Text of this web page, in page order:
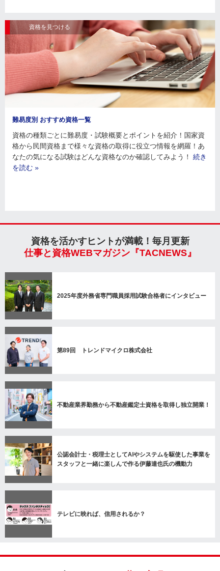
資格を見つける
難易度別 おすすめ資格一覧
資格の種類ごとに難易度・試験概要とポイントを紹介！国家資
格から民間資格まで様々な資格の取得に役立つ情報を網羅！あ
なたの気になる試験はどんな資格なのか確認してみよう！
続き
を読む »
資格を活かすヒントが満載！毎月更新
仕事と資格WEBマガジン『TACNEWS』
2025年度外務省専門職員採用試験合格者にインタビュー
第89回 トレンドマイクロ株式会社
不動産業界勤務から不動産鑑定士資格を取得し独立開業！
公認会計士・税理士としてAIやシステムを駆使した事業を
スタッフと一緒に楽しんで作る伊藤達也氏の機動力
テレビに映れば、信用されるか？